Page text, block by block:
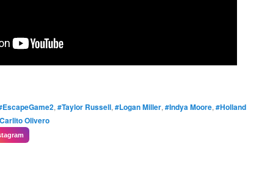
, #Taylor Russell, #Logan Miller, #Indya Moore, #Holland
Olivero